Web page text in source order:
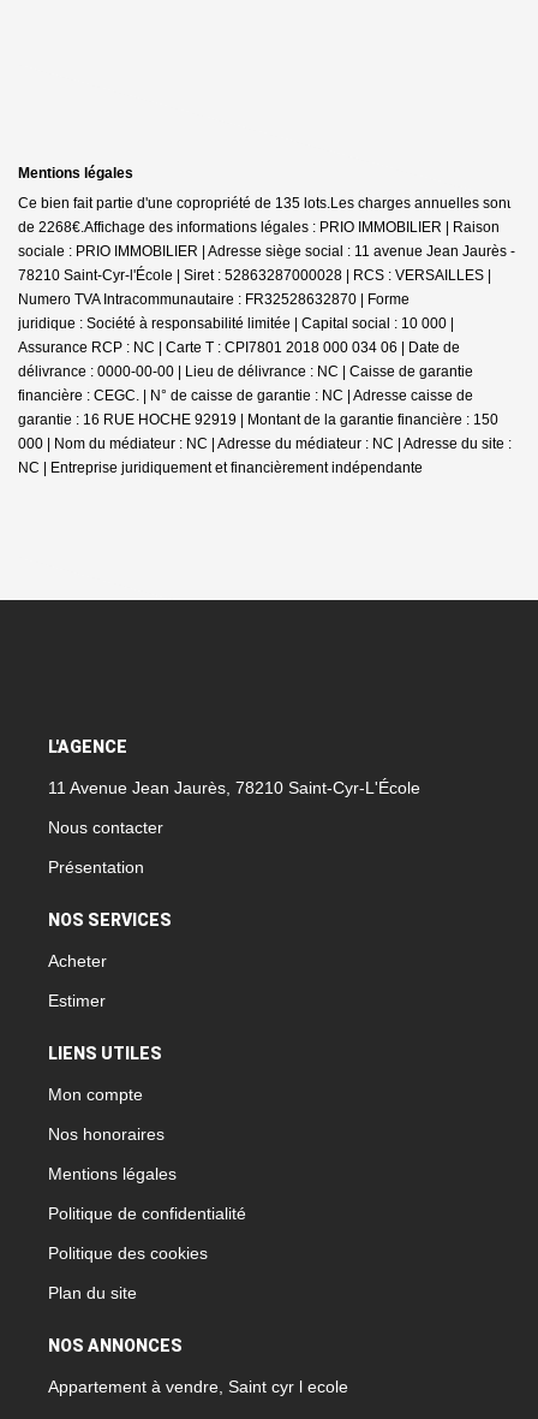
Mentions légales
Ce bien fait partie d'une copropriété de 135 lots.Les charges annuelles sont
de 2268€.Affichage des informations légales : PRIO IMMOBILIER | Raison
sociale : PRIO IMMOBILIER | Adresse siège social : 11 avenue Jean Jaurès -
78210 Saint-Cyr-l'École | Siret : 52863287000028 | RCS : VERSAILLES |
Numero TVA Intracommunautaire : FR32528632870 | Forme
juridique : Société à responsabilité limitée | Capital social : 10 000 |
Assurance RCP : NC | Carte T : CPI7801 2018 000 034 06 | Date de
délivrance : 0000-00-00 | Lieu de délivrance : NC | Caisse de garantie
financière : CEGC. | N° de caisse de garantie : NC | Adresse caisse de
garantie : 16 RUE HOCHE 92919 | Montant de la garantie financière : 150
000 | Nom du médiateur : NC | Adresse du médiateur : NC | Adresse du site :
NC | Entreprise juridiquement et financièrement indépendante
L'AGENCE
11 Avenue Jean Jaurès, 78210 Saint-Cyr-L'École
Nous contacter
Présentation
NOS SERVICES
Acheter
Estimer
LIENS UTILES
Mon compte
Nos honoraires
Mentions légales
Politique de confidentialité
Politique des cookies
Plan du site
NOS ANNONCES
Appartement à vendre, Saint cyr l ecole